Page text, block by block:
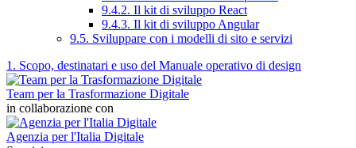
9.4.2. Il kit di sviluppo React
9.4.3. Il kit di sviluppo Angular
9.5. Sviluppare con i modelli di sito e servizi
1. Scopo, destinatari e uso del Manuale operativo di design
Team per la Trasformazione Digitale
in collaborazione con
Agenzia per l'Italia Digitale